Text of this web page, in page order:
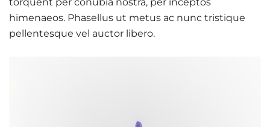
himenaeos. Phasellus ut metus ac nunc tristique
pellentesque vel auctor libero.